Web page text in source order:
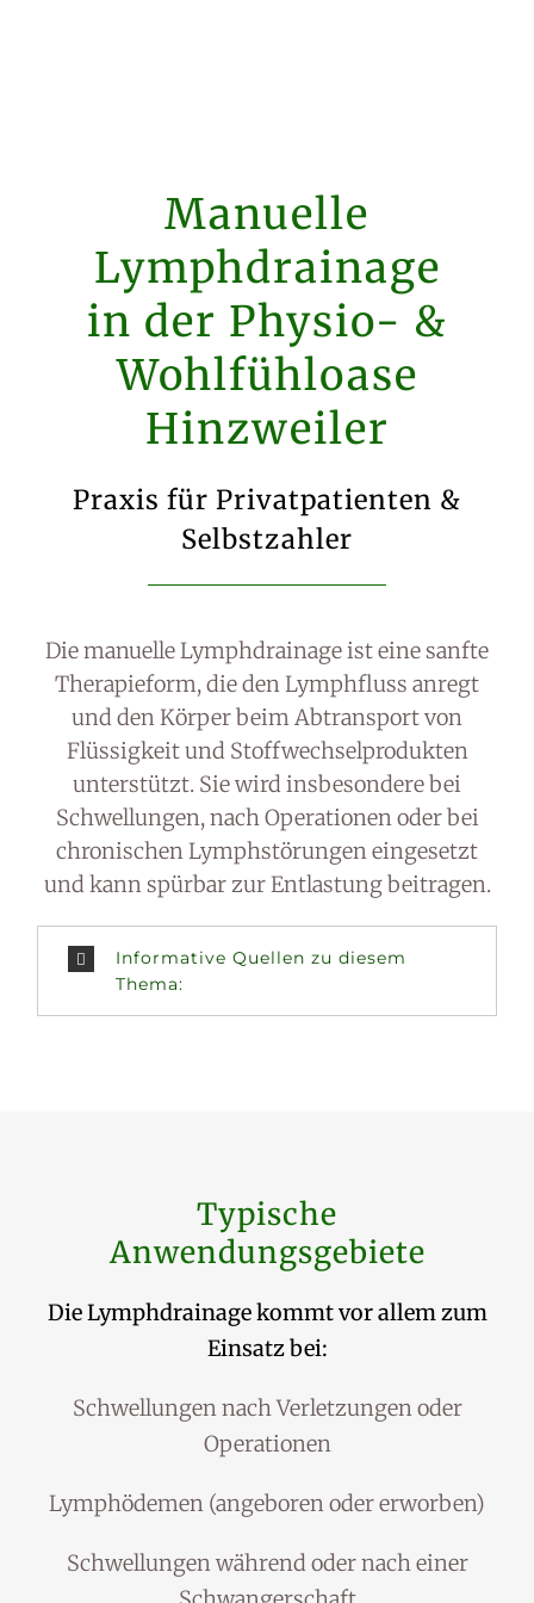
Manuelle
Lymphdrainage
in der Physio- &
Wohlfühloase
Hinzweiler
Praxis für Privatpatienten &
Selbstzahler
Die manuelle Lymphdrainage ist eine sanfte
Therapieform, die den Lymphfluss anregt
und den Körper beim Abtransport von
Flüssigkeit und Stoffwechselprodukten
unterstützt. Sie wird insbesondere bei
Schwellungen, nach Operationen oder bei
chronischen Lymphstörungen eingesetzt
und kann spürbar zur Entlastung beitragen.
Informative Quellen zu diesem
Thema:
Typische
Anwendungsgebiete
Die Lymphdrainage kommt vor allem zum
Einsatz bei:
Schwellungen nach Verletzungen oder
Operationen
Lymphödemen (angeboren oder erworben)
Schwellungen während oder nach einer